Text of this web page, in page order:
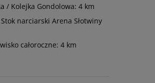
/ Kolejka Gondolowa: 4 km
narciarski Arena Słotwiny
całoroczne: 4 km